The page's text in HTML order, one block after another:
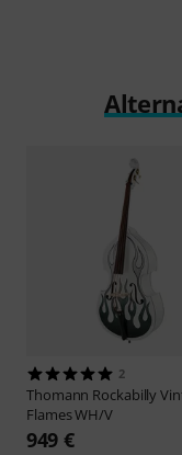
2
Thomann Rockabilly
Flames WH/V
949 €